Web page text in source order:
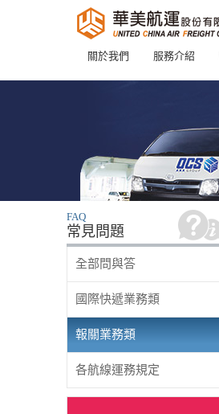
關於我們 服務介紹
FAQ
常見問題
全部問與答
國際快遞業務類
報關業務類
各航線運務規定